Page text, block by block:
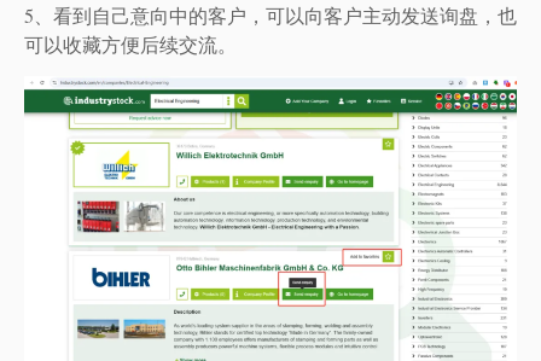
5、看到自己意向中的客户，可以向客户主动发送询盘，也
可以收藏方便后续交流。